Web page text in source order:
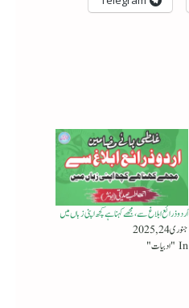
اُردو ذرائع ابلاغ سے، مجھے کہنا ہے کچھ اپنی زباں میں
جنوری 24, 2025
In "ادبیات"